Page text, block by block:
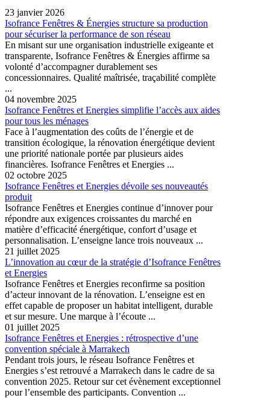
23 janvier 2026
Isofrance Fenêtres & Énergies structure sa production
pour sécuriser la performance de son réseau
En misant sur une organisation industrielle exigeante et
transparente, Isofrance Fenêtres & Énergies affirme sa
volonté d’accompagner durablement ses
concessionnaires. Qualité maîtrisée, traçabilité complète
...
04 novembre 2025
Isofrance Fenêtres et Energies simplifie l’accès aux aides
pour tous les ménages
Face à l’augmentation des coûts de l’énergie et de
transition écologique, la rénovation énergétique devient
une priorité nationale portée par plusieurs aides
financières. Isofrance Fenêtres et Energies ...
02 octobre 2025
Isofrance Fenêtres et Energies dévoile ses nouveautés
produit
Isofrance Fenêtres et Energies continue d’innover pour
répondre aux exigences croissantes du marché en
matière d’efficacité énergétique, confort d’usage et
personnalisation. L’enseigne lance trois nouveaux ...
21 juillet 2025
L’innovation au cœur de la stratégie d’Isofrance Fenêtres
et Energies
Isofrance Fenêtres et Energies reconfirme sa position
d’acteur innovant de la rénovation. L’enseigne est en
effet capable de proposer un habitat intelligent, durable
et sur mesure. Une marque à l’écoute ...
01 juillet 2025
Isofrance Fenêtres et Energies : rétrospective d’une
convention spéciale à Marrakech
Pendant trois jours, le réseau Isofrance Fenêtres et
Energies s’est retrouvé a Marrakech dans le cadre de sa
convention 2025. Retour sur cet évènement exceptionnel
pour l’ensemble des participants. Convention ...